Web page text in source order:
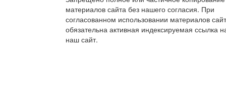
материалов сайта без нашего согласия. При
согласованном использовании материалов
обязательна активная индексируемая ссылка
наш сайт.